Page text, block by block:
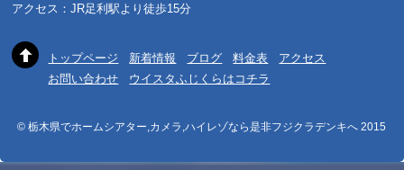
アクセス：JR足利駅より徒歩15分
トップページ 新着情報 ブログ 料金表
アクセス
お問い合わせ
ウイスタふじくらはコチラ
© 栃木県でホームシアター,カメラ,ハイレゾなら是非フジクラデンキへ 2015